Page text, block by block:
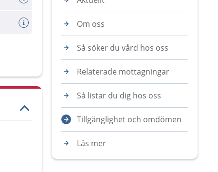
Om oss
Så söker du vård hos oss
Relaterade mottagningar
Så listar du dig hos oss
Tillgänglighet och omdömen
Läs mer